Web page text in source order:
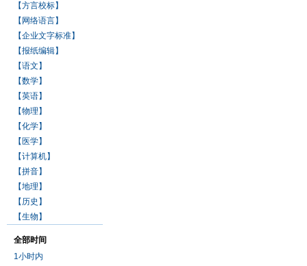
【方言校标】
【网络语言】
【企业文字标准】
【报纸编辑】
【语文】
【数学】
【英语】
【物理】
【化学】
【医学】
【计算机】
【拼音】
【地理】
【历史】
【生物】
全部时间
1小时内